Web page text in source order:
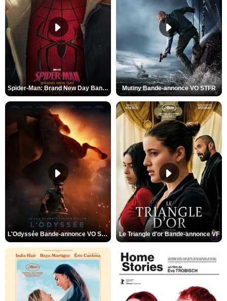
Spider-Man: Brand New Day Bande-annonce VO STFR Mutiny Bande-annonce VO STFR
L'Odyssée Bande-annonce VO STFR Le Triangle d'or Bande-annonce VF